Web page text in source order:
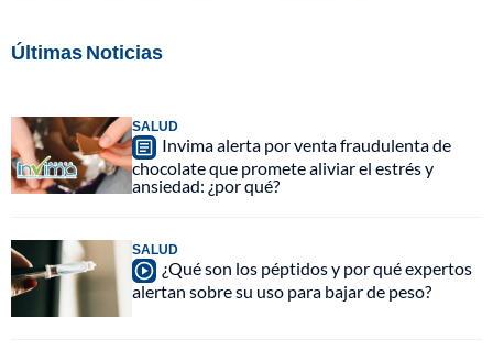
Últimas Noticias
SALUD
Invima alerta por venta fraudulenta de
chocolate que promete aliviar el estrés y
ansiedad: ¿por qué?
SALUD
¿Qué son los péptidos y por qué expertos
alertan sobre su uso para bajar de peso?